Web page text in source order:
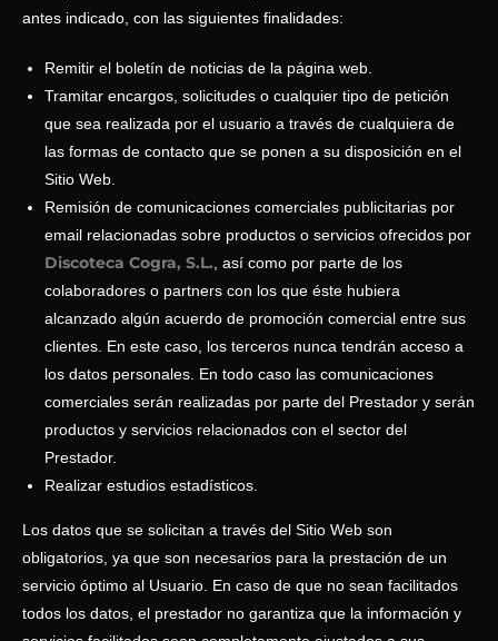
antes indicado, con las siguientes finalidades:
Remitir el boletín de noticias de la página web.
Tramitar encargos, solicitudes o cualquier tipo de petición
que sea realizada por el usuario a través de cualquiera de
las formas de contacto que se ponen a su disposición en el
Sitio Web.
Remisión de comunicaciones comerciales publicitarias por
email relacionadas sobre productos o servicios ofrecidos por
Discoteca Cogra, S.L. , así como por parte de los
colaboradores o partners con los que éste hubiera
alcanzado algún acuerdo de promoción comercial entre sus
clientes. En este caso, los terceros nunca tendrán acceso a
los datos personales. En todo caso las comunicaciones
comerciales serán realizadas por parte del Prestador y serán
productos y servicios relacionados con el sector del
Prestador.
Realizar estudios estadísticos.
Los datos que se solicitan a través del Sitio Web son
obligatorios, ya que son necesarios para la prestación de un
servicio óptimo al Usuario. En caso de que no sean facilitados
todos los datos, el prestador no garantiza que la información y